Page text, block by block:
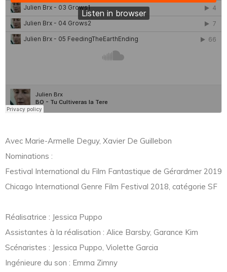
Avec Marie-Armelle Deguy, Xavier De Guillebon
Nominations :
Festival International du Film Fantastique de Gérardmer 2019
Chicago International Genre Film Festival 2018, catégorie SF
Réalisatrice : Jessica Puppo
Assistantes à la réalisation : Alice Barsby, Garance Kim
Scénaristes : Jessica Puppo, Violette Garcia
Ingénieure du son : Emma Zimny